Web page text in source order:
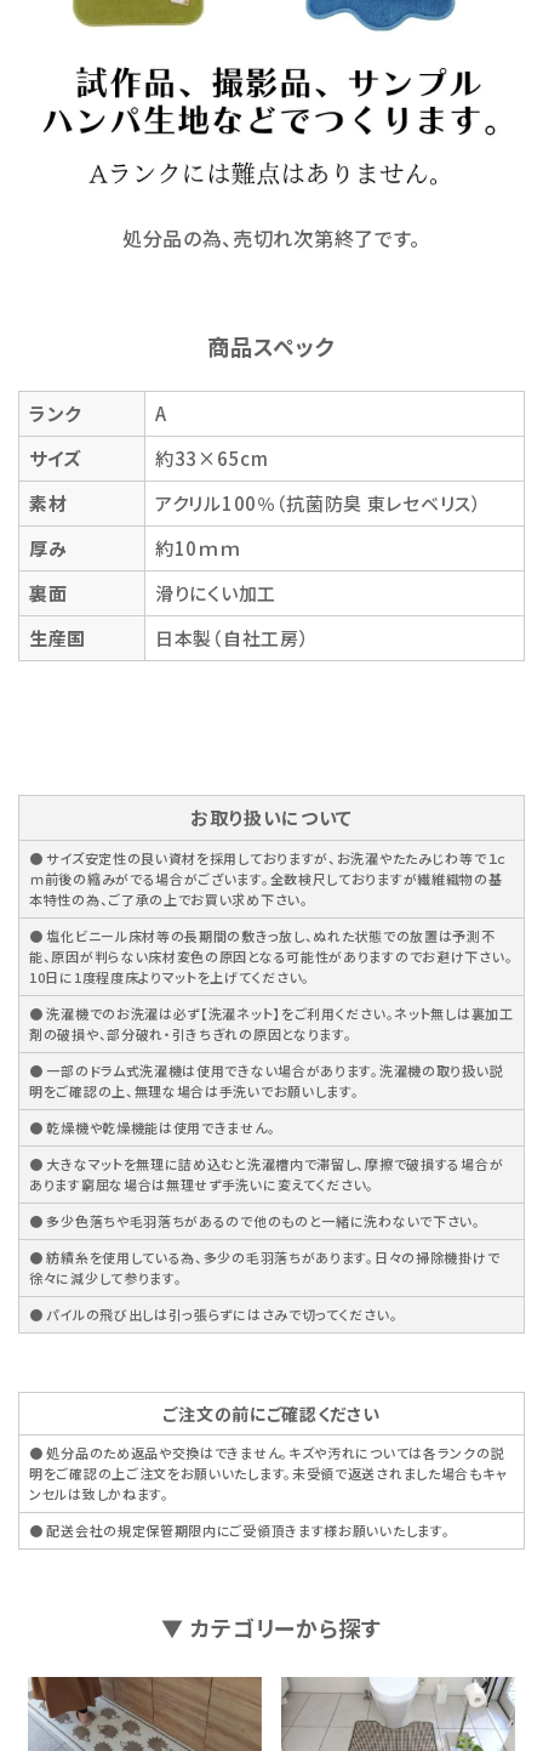
処分品の為、売切れ次第終了です。
商品スペック
ランク
A
サイズ
約33×65cm
素材
アクリル100％（抗菌防臭 東レセベリス）
厚み
約10ｍｍ
裏面
滑りにくい加工
生産国
日本製（自社工房）
お取り扱いについて
● サイズ安定性の良い資材を採用しておりますが、お洗濯やたたみじわ等で１ｃ
ｍ前後の縮みがでる場合がございます。全数検尺しておりますが繊維織物の基
本特性の為、ご了承の上でお買い求め下さい。
● 塩化ビニール床材等の長期間の敷きっ放し、ぬれた状態での放置は予測不
能、原因が判らない床材変色の原因となる可能性がありますのでお避け下さい。
10日に1度程度床よりマットを上げてください。
● 洗濯機でのお洗濯は必ず【洗濯ネット】をご利用ください。ネット無しは裏加工
剤の破損や、部分破れ・引きちぎれの原因となります。
● 一部のドラム式洗濯機は使用できない場合があります。洗濯機の取り扱い説
明をご確認の上、無理な場合は手洗いでお願いします。
● 乾燥機や乾燥機能は使用できません。
● 大きなマットを無理に詰め込むと洗濯槽内で滞留し、摩擦で破損する場合が
あります窮屈な場合は無理せず手洗いに変えてください。
● 多少色落ちや毛羽落ちがあるので他のものと一緒に洗わないで下さい。
● 紡績糸を使用している為、多少の毛羽落ちがあります。日々の掃除機掛けで
徐々に減少して参ります。
● パイルの飛び出しは引っ張らずにはさみで切ってください。
ご注文の前にご確認ください
● 処分品のため返品や交換はできません。キズや汚れについては各ランクの説
明をご確認の上ご注文をお願いいたします。未受領で返送されました場合もキャ
ンセルは致しかねます。
● 配送会社の規定保管期限内にご受領頂きます様お願いいたします。
▼ カテゴリーから探す